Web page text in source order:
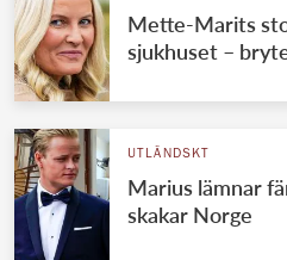
Mette-Marits
sjukhuset –
UTLÄNDSKT
Marius lämnar
skakar Norge